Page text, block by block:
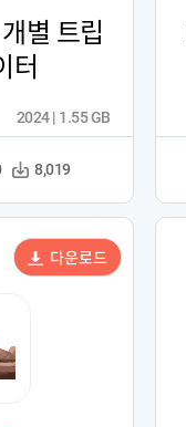
별 트립
터
다
수
8,019
2024 | 1.55 GB
다운로드